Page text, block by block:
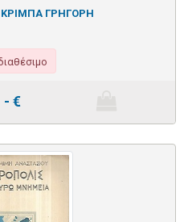
ΚΡΙΜΠΑ ΓΡΗΓΟΡΗ
- €